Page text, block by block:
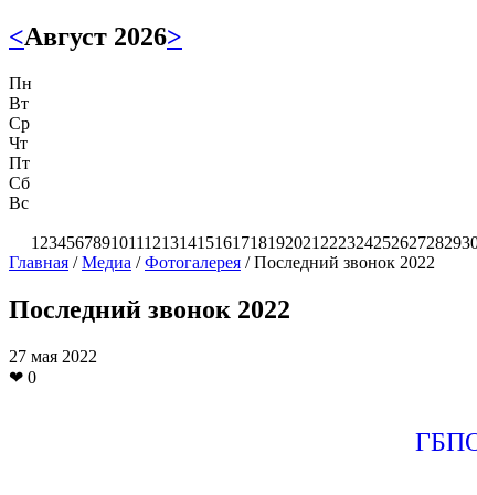
<Август 2026>
Пн
Вт
Ср
Чт
Пт
Сб
Вс
1 23456789101112131415161718192021 2223242526272829
Главная /Медиа /Фотогалерея /Последний звонок 2022
Последний звонок 2022
27 мая 2022
❤ 0